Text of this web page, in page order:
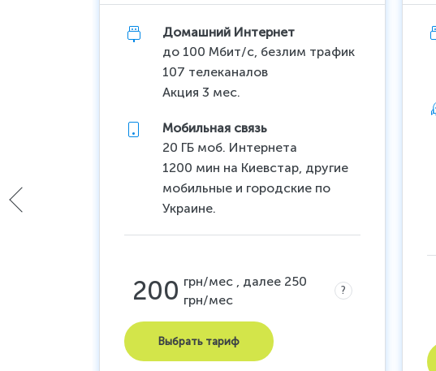
Домашний Интернет
до 100 Мбит/с, безлим трафик
107 телеканалов
Акция 3 мес.
Мобильная связь
20 ГБ моб. Интернета
1200 мин на Киевстар, другие
мобильные и городские по
Украине.
200 грн/мес , далее 250
грн/мес
?
Выбрать тариф